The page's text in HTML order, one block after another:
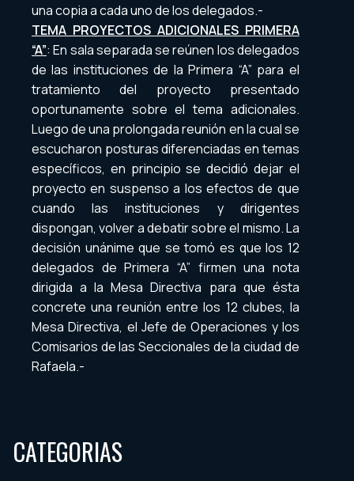
una copia a cada uno de los delegados.-
TEMA PROYECTOS ADICIONALES PRIMERA
“A”: En sala separada se reúnen los delegados
de las instituciones de la Primera “A” para el
tratamiento del proyecto presentado
oportunamente sobre el tema adicionales.
Luego de una prolongada reunión en la cual se
escucharon posturas diferenciadas en temas
específicos, en principio se decidió dejar el
proyecto en suspenso a los efectos de que
cuando las instituciones y dirigentes
dispongan, volver a debatir sobre el mismo. La
decisión unánime que se tomó es que los 12
delegados de Primera “A” firmen una nota
dirigida a la Mesa Directiva para que ésta
concrete una reunión entre los 12 clubes, la
Mesa Directiva, el Jefe de Operaciones y los
Comisarios de las Seccionales de la ciudad de
Rafaela.-
CATEGORIAS